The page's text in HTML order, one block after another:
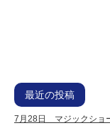
最近の投稿
7月28日 マジックショ